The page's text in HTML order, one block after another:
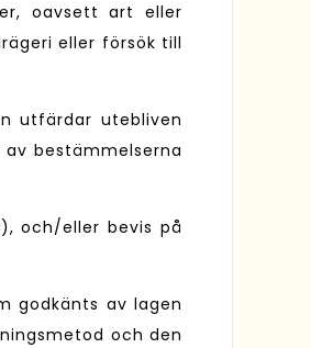
oavsett art eller
eller försök till
utfärdar utebliven
bestämmelserna
och/eller bevis på
godkänts av lagen
och den